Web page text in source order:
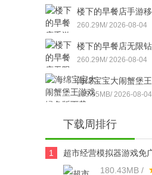
下载
楼下的早餐店手游
下载-楼下的早餐店
版v3.3.5安卓版下载
260.29M/ 2026-08-04
楼下的早餐店无限
载-楼下的早餐店手
v3.3.5安卓版下载
260.29M/ 2026-08-04
海绵宝宝大闹蟹堡
绿色版下载-海绵宝
Krusty Cook Off）
v5.11.5安卓版下载
195.05MB/ 2026-08-04
下载周排行
1
超市经营模拟器游戏免
营模拟器无限钞票版
180.43MB /